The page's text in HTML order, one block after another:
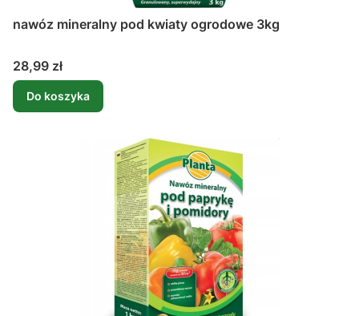
nawóz mineralny pod kwiaty ogrodowe 3kg
Cena
28,99 zł
Do koszyka